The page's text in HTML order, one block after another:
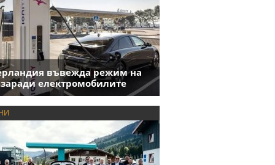
въвежда режим на
заради електромобилите